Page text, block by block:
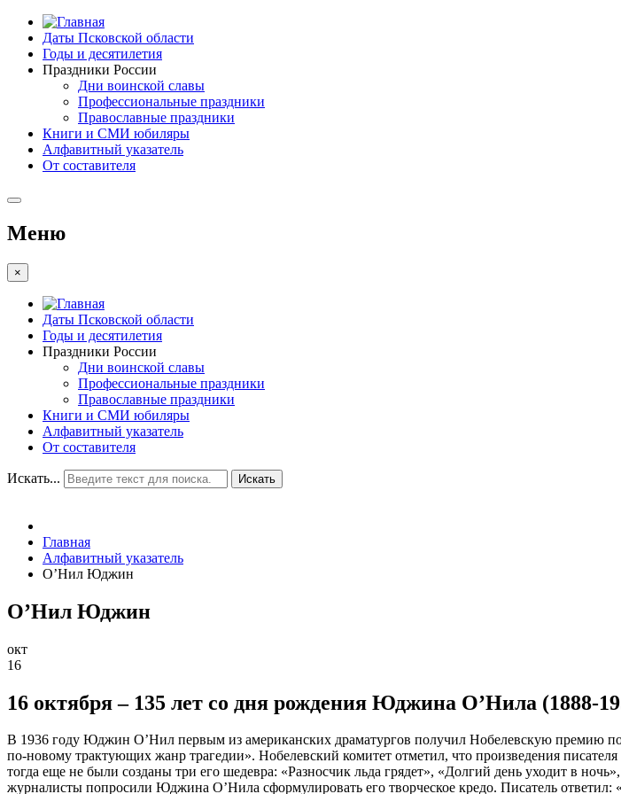
Даты Псковской области
Годы и десятилетия
Праздники России
Дни воинской славы
Профессиональные праздники
Православные праздники
Книги и СМИ юбиляры
Алфавитный указатель
От составителя
Меню
×
Даты Псковской области
Годы и десятилетия
Праздники России
Дни воинской славы
Профессиональные праздники
Православные праздники
Книги и СМИ юбиляры
Алфавитный указатель
От составителя
Искать... Искать
Главная
Алфавитный указатель
О’Нил Юджин
О’Нил Юджин
окт
16
16 октября – 135 лет со дня рождения Юджина О’Нила (1888-
В 1936 году Юджин О’Нил первым из американских драматургов получил Нобелевскую премию по
по-новому трактующих жанр трагедии». Нобелевский комитет отметил, что произведения
тогда еще не были созданы три его шедевра: «Разносчик льда грядет», «Долгий день уходит в
журналисты попросили Юджина О’Нила сформулировать его творческое кредо. Писатель